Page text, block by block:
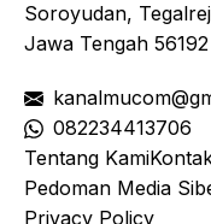
Soroyudan,
Jawa Tengah 56192
082234413706
Tentang Kami
Pedoman Media
Privacy Policy